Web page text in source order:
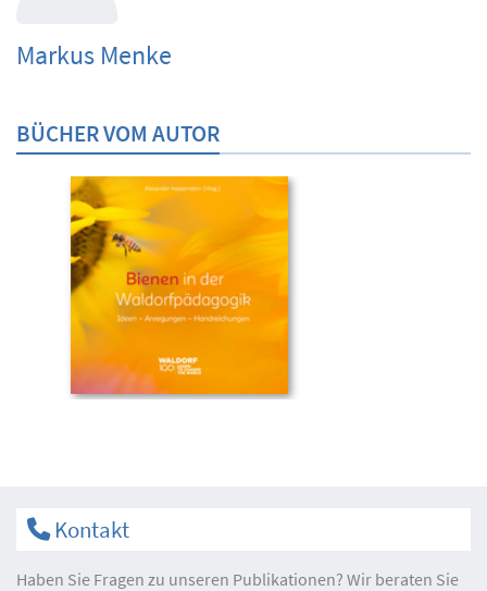
Markus Menke
BÜCHER VOM AUTOR
Kontakt
Haben Sie Fragen zu unseren Publikationen? Wir beraten Sie